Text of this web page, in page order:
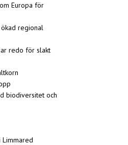
Europa för
regional
redo för slakt
biodiversitet och